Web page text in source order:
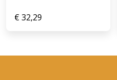
€32,29